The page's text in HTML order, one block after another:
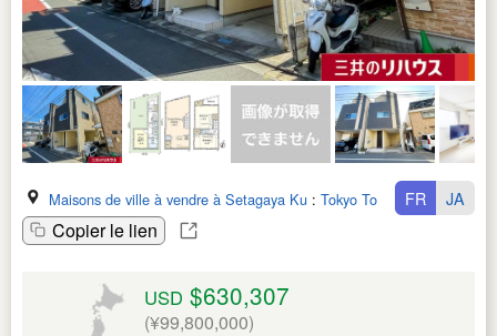
Maisons de ville à vendre à Setagaya Ku : Tokyo To
Copier le lien
FR JA
USD $630,307
(¥99,800,000)